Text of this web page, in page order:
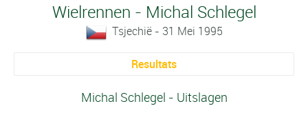
Wielrennen - Michal Schlegel
Tsjechië - 31 Mei 1995
Resultats
Michal Schlegel - Uitslagen